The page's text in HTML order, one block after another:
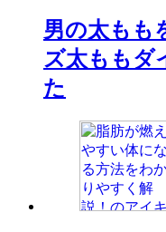
男の太もも
ズ太ももダ
た